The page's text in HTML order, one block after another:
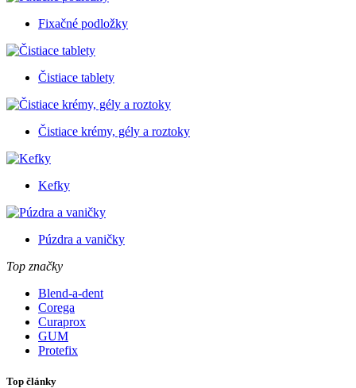
Fixačné podložky
Čistiace tablety
Čistiace krémy, gély a roztoky
Kefky
Púzdra a vaničky
Top značky
Blend-a-dent
Corega
Curaprox
GUM
Protefix
Top články